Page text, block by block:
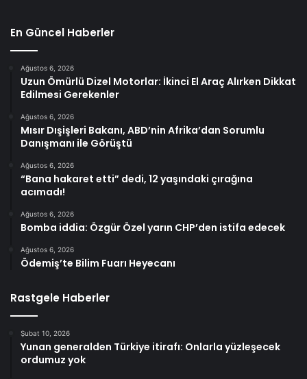
En Güncel Haberler
Ağustos 6, 2026
Uzun Ömürlü Dizel Motorlar: İkinci El Araç Alırken Dikkat
Edilmesi Gerekenler
Ağustos 6, 2026
Mısır Dışişleri Bakanı, ABD’nin Afrika’dan Sorumlu
Danışmanı ile Görüştü
Ağustos 6, 2026
“Bana hakaret etti” dedi, 12 yaşındaki çırağına
acımadı!
Ağustos 6, 2026
Bomba iddia: Özgür Özel yarın CHP’den istifa edecek
Ağustos 6, 2026
Ödemiş’te Bilim Fuarı Heyecanı
Rastgele Haberler
Şubat 10, 2026
Yunan generalden Türkiye itirafı: Onlarla yüzleşecek
ordumuz yok